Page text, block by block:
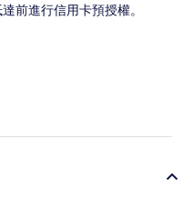
前進行信用卡預授權。